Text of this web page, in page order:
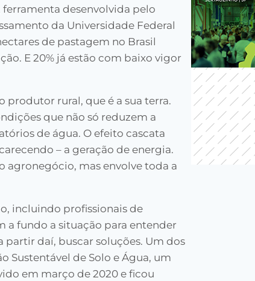
ferramenta desenvolvida pelo
da Universidade Federal
de pastagem no Brasil
E 20% já estão com baixo vigor
rural, que é a sua terra.
que não só reduzem a
de água. O efeito cascata
– a geração de energia.
agronegócio, mas envolve toda a
incluindo profissionais de
a fundo a situação para entender
partir daí, buscar soluções. Um dos
Sustentável de Solo e Água, um
em março de 2020 e ficou